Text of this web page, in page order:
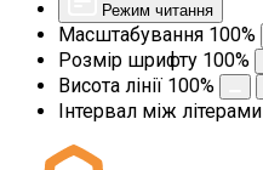
Режим читання
Масштабування 100%
Розмір шрифту 100%
Висота лінії 100%
Інтервал між літерами